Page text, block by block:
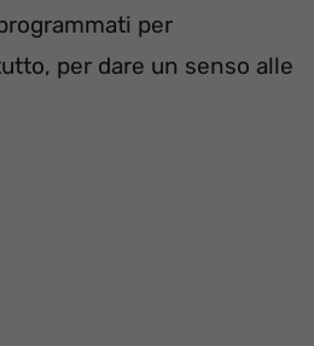
per
per dare un senso alle